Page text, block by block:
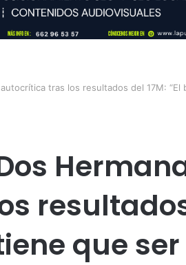
tras los resultados del 17M:
que ser